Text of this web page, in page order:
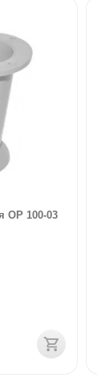
ОР 100-03